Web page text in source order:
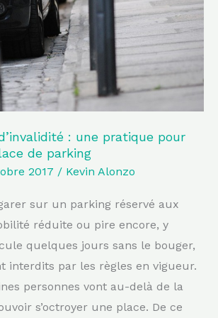
: une pratique pour
de parking
2017 / Kevin Alonzo
sur un parking réservé aux
réduite ou pire encore, y
quelques jours sans le bouger,
interdits par les règles en vigueur.
personnes vont au-delà de la
s’octroyer une place. De ce